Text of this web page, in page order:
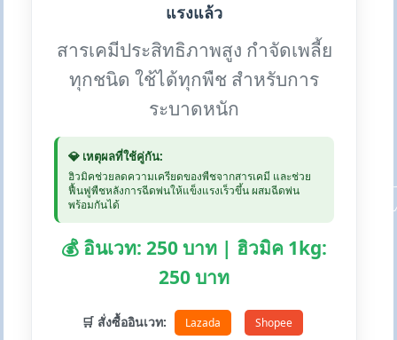
แรงแล้ว
สารเคมีประสิทธิภาพสูง กำจัดเพลี้ย
ทุกชนิด ใช้ได้ทุกพืช สำหรับการ
ระบาดหนัก
💎 เหตุผลที่ใช้คู่กัน:
ฮิวมิคช่วยลดความเครียดของพืชจากสารเคมี และช่วย
ฟื้นฟูพืชหลังการฉีดพ่นให้แข็งแรงเร็วขึ้น ผสมฉีดพ่น
พร้อมกันได้
💰 อินเวท: 250 บาท | ฮิวมิค 1kg:
250 บาท
🛒 สั่งซื้ออินเวท: Lazada Shopee